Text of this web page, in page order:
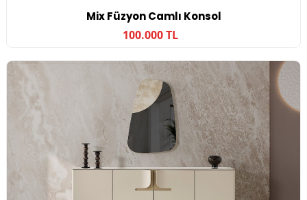
Mix Füzyon Camlı Konsol
100.000 TL